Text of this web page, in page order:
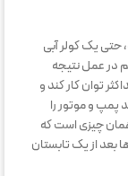
حتی یک کولر آبی
هم در عمل نتیجه
توان کار کند و
پمپ و موتور را
همان چیزی است که
بعد از یک تابستان